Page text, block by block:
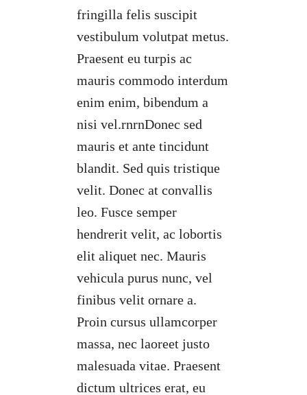
fringilla felis suscipit
vestibulum volutpat metus.
Praesent eu turpis ac
mauris commodo interdum
enim enim, bibendum a
nisi vel.rnrnDonec sed
mauris et ante tincidunt
blandit. Sed quis tristique
velit. Donec at convallis
leo. Fusce semper
hendrerit velit, ac lobortis
elit aliquet nec. Mauris
vehicula purus nunc, vel
finibus velit ornare a.
Proin cursus ullamcorper
massa, nec laoreet justo
malesuada vitae. Praesent
dictum ultrices erat, eu